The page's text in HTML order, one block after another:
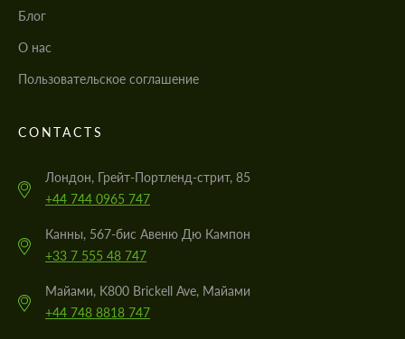
Блог
О нас
Пользовательское соглашение
CONTACTS
Лондон, Грейт-Портленд-стрит, 85
+44 744 0965 747
Канны, 567-бис Авеню Дю Кампон
+33 7 555 48 747
Майами, K800 Brickell Ave, Майами
+44 748 8818 747